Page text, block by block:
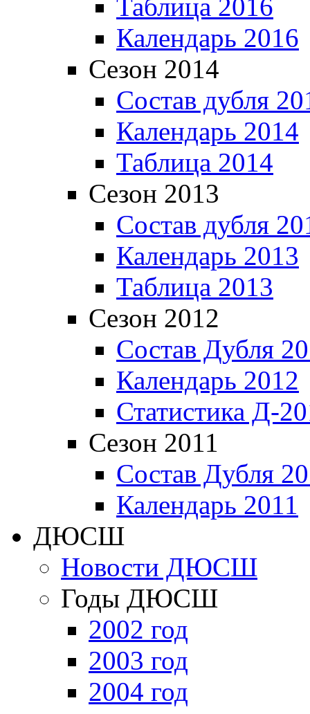
Таблица 2016
Календарь 2016
Сезон 2014
Состав дубля
Календарь 2014
Таблица 2014
Сезон 2013
Состав дубля
Календарь 2013
Таблица 2013
Сезон 2012
Состав Дубля
Календарь 2012
Статистика Д-
Сезон 2011
Состав Дубля
Календарь 2011
ДЮСШ
Новости ДЮСШ
Годы ДЮСШ
2002 год
2003 год
2004 год